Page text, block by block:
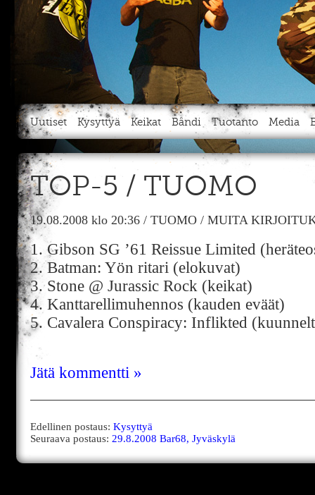
Uutiset Kysyttyä Keikat Bändi Tuotanto Media
TOP-5 / TUOMO
19.08.2008 klo 20:36 / TUOMO / MUITA
1. Gibson SG ’61 Reissue Limited
2. Batman: Yön ritari (elokuvat)
3. Stone @ Jurassic Rock (keikat)
4. Kanttarellimuhennos (kauden eväät)
5. Cavalera Conspiracy: Inflikted
Jätä kommentti »
Edellinen postaus: Kysyttyä
Seuraava postaus: 29.8.2008 Bar68, Jyväskylä